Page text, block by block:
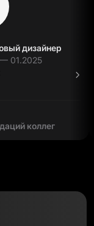
дизайнер
01.2025
коллег